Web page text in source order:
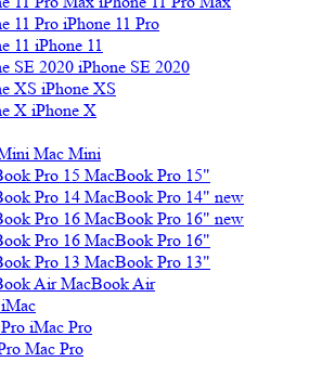
iPhone 11 Pro
iPhone 11
iPhone SE 2020
iPhone XS
iPhone X
Mac Mini
MacBook Pro 15"
MacBook Pro 14" new
MacBook Pro 16" new
MacBook Pro 16"
MacBook Pro 13"
MacBook Air
iMac
iMac Pro
Mac Pro